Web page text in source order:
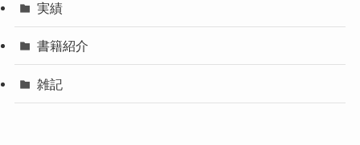
実績
書籍紹介
雑記